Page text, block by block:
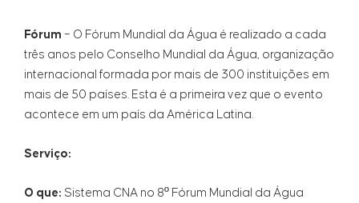
Fórum – O Fórum Mundial da Água é realizado a cada
três anos pelo Conselho Mundial da Água, organização
internacional formada por mais de 300 instituições em
mais de 50 países. Esta é a primeira vez que o evento
acontece em um país da América Latina.
Serviço:
O que: Sistema CNA no 8º Fórum Mundial da Água